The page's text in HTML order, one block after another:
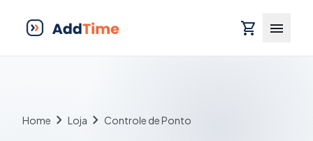
shopping_cart menu
Home chevron_right Loja chevron_right Controle de Ponto